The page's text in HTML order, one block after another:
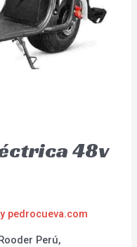
48v
pedrocueva.com
Perú,